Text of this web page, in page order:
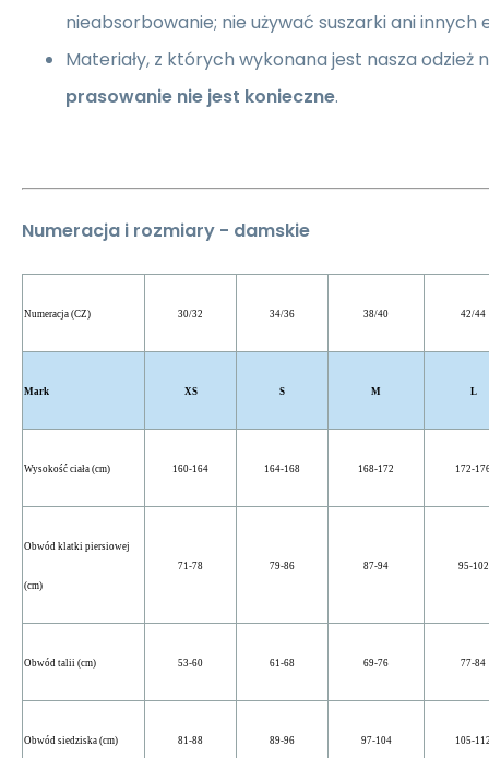
nieabsorbowanie; nie używać suszarki ani
Materiały, z których wykonana jest nasza odzież
prasowanie nie jest konieczne.
Numeracja i rozmiary - damskie
Numeracja (CZ) 30/32 34/36 38/40 42/44
Mark XS S M L
Wysokość ciała (cm) 160-164 164-168 168-172 172-
Obwód klatki piersiowej
(cm)
71-78 79-86 87-94 95-102
Obwód talii (cm) 53-60 61-68 69-76 77-84
Obwód siedziska (cm) 81-88 89-96 97-104 105-